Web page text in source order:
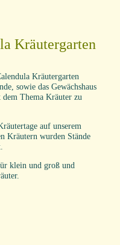
Kräutergarten
Kräutergarten
sowie das Gewächshaus
Thema Kräuter zu
auf unserem
Kräutern wurden Stände
klein und groß und